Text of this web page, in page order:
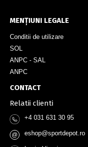
MENȚIUNI LEGALE
Conditii de utilizare
SOL
ANPC - SAL
ANPC
CONTACT
Relatii clienti
+4 031 631 30 95
@ eshop@sportdepot.ro